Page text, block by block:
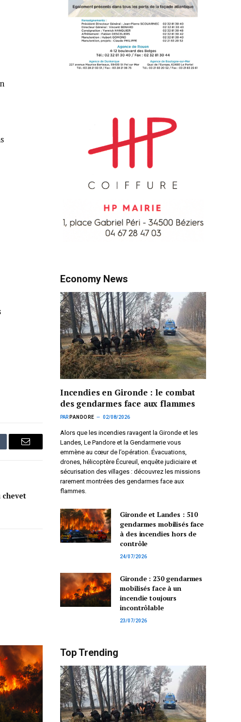
Courriel
Economy News
Incendies en Gironde : le combat
des gendarmes face aux flammes
PAR PANDORE 02/08/2026
Alors que les incendies ravagent la Gironde et les
Landes, Le Pandore et la Gendarmerie vous
emmène au cœur de l’opération. Évacuations,
drones, hélicoptère Écureuil, enquête judiciaire et
sécurisation des villages : découvrez les missions
rarement montrées des gendarmes face aux
flammes.
Gironde et Landes : 510
gendarmes mobilisés face
à des incendies hors de
contrôle
24/07/2026
Gironde : 230 gendarmes
mobilisés face à un
incendie toujours
incontrôlable
23/07/2026
Top Trending